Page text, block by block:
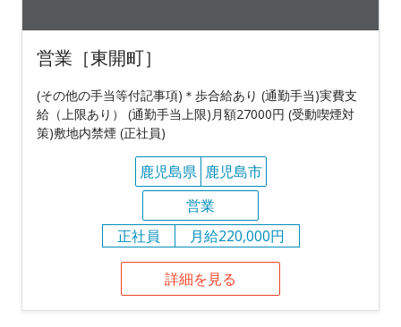
営業［東開町］
(その他の手当等付記事項)＊歩合給あり (通勤手当)実費支
給（上限あり） (通勤手当上限)月額27000円 (受動喫煙対
策)敷地内禁煙 (正社員)
鹿児島県 鹿児島市
営業
正社員
月給220,000円
詳細を見る